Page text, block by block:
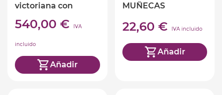
victoriana con
540,00 € IVA
incluido
Añadir
MUÑECAS
22,60 € IVA incluido
Añadir